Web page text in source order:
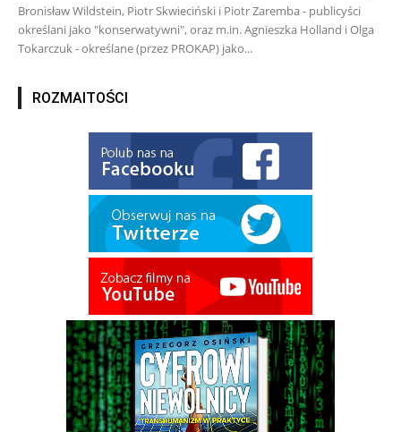
Bronisław Wildstein, Piotr Skwieciński i Piotr Zaremba - publicyści
określani jako "konserwatywni", oraz m.in. Agnieszka Holland i Olga
Tokarczuk - określane (przez PROKAP) jako...
ROZMAITOŚCI